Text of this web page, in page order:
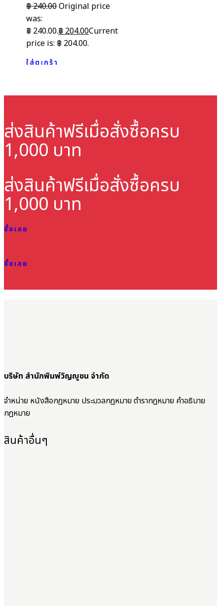
฿240.00Original price
was:
฿ 240.00.฿204.00Current
price is: ฿ 204.00.
ใส่ตะกร้า
ส่งสินค้าฟรีเมื่อสั่งซื้อครบ
1,000 บาท
ส่งสินค้าฟรีเมื่อสั่งซื้อครบ
1,000 บาท
ซื้อเลย
ซื้อเลย
บริษัท สำนักพิมพ์วิญญูชน จำกัด
จำหน่าย หนังสือกฎหมาย ประมวลกฎหมาย ตำรากฎหมาย คำอธิบาย
กฎหมาย
สินค้าอื่นๆ